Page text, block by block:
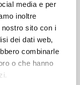
media e per
inoltre
sito con i
dei dati web,
combinarle
o che hanno